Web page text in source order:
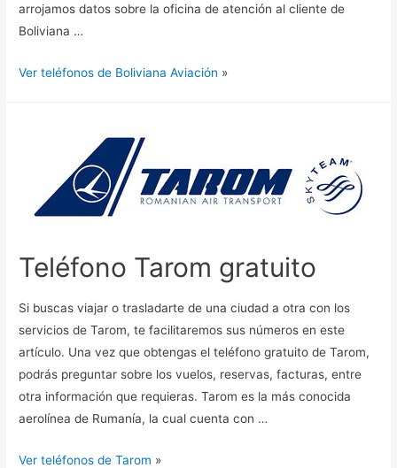
arrojamos datos sobre la oficina de atención al cliente de
Boliviana …
Ver teléfonos de Boliviana Aviación »
Teléfono Tarom gratuito
Si buscas viajar o trasladarte de una ciudad a otra con los
servicios de Tarom, te facilitaremos sus números en este
artículo. Una vez que obtengas el teléfono gratuito de Tarom,
podrás preguntar sobre los vuelos, reservas, facturas, entre
otra información que requieras. Tarom es la más conocida
aerolínea de Rumanía, la cual cuenta con …
Ver teléfonos de Tarom »